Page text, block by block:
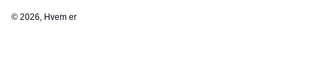
© 2026, Hvem er